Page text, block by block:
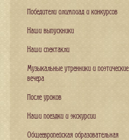
Победители олимпиад и конкурсов
Наши выпускники
Наши спектакли
Музыкальные утренники и поэтические
вечера
После уроков
Наши поездки и экскурсии
Общеевропейская образовательная